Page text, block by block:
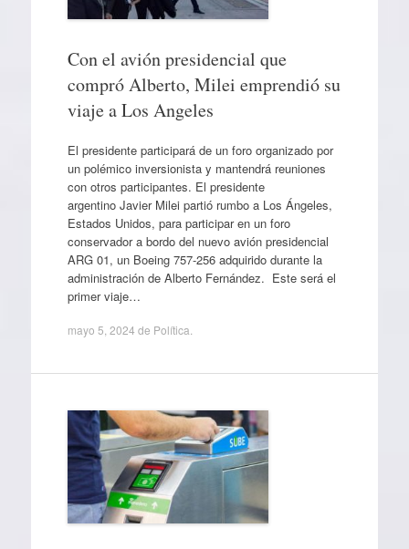
Con el avión presidencial que
compró Alberto, Milei emprendió su
viaje a Los Angeles
El presidente participará de un foro organizado por
un polémico inversionista y mantendrá reuniones
con otros participantes. El presidente
argentino Javier Milei partió rumbo a Los Ángeles,
Estados Unidos, para participar en un foro
conservador a bordo del nuevo avión presidencial
ARG 01, un Boeing 757-256 adquirido durante la
administración de Alberto Fernández. Este será el
primer viaje…
mayo 5, 2024 de Política